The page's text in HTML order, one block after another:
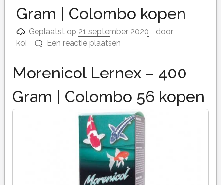
Gram | Colombo kopen
Geplaatst op 21 september 2020
door
koi
Een reactie plaatsen
Morenicol Lernex – 400
Gram | Colombo 56 kopen